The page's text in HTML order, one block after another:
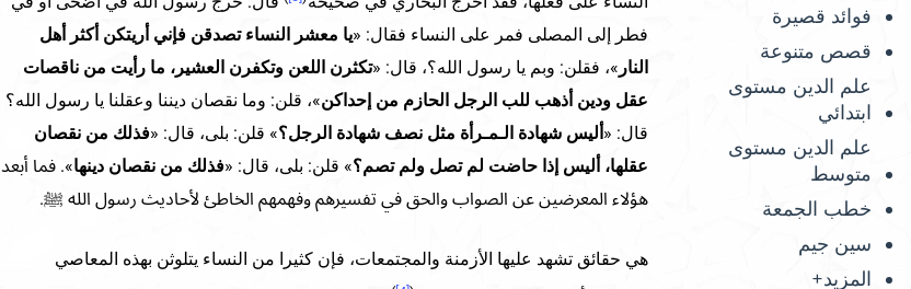
فوائد قصيرة
قصص متنوعة
علم الدين مستوى
ابتدائي
علم الدين مستوى
متوسط
خطب الجمعة
سين جيم
المزيد+
فطر إلى المصلى فمر على النساء فقال: «يا معشر النساء تصدقن فإني أريتكن أكثر أهل
النار »، فقلن: وبم يا رسول الله؟، قال: «تكثرن اللعن وتكفرن العشير، ما رأيت من ناقصات
عقل ودين أذهب للب الرجل الحازم من إحداكن»، قلن: وما نقصان ديننا وعقلنا يا رسول الله؟
قال: « أليس شهادة الـمـرأة مثل نصف شهادة الرجل؟» قلن: بلى، قال: «فذلك من نقصان
عقلها، أليس إذا حاضت لم تصل ولم تصم؟» قلن: بلى، قال: «فذلك من نقصان دينها». فما أبعد
هؤلاء المعرضين عن الصواب والحق في تفسيرهم وفهمهم الخاطئ لأحاديث رسول الله ﷺ.
هي حقائق تشهد عليها الأزمنة والمجتمعات، فإن كثيرا من النساء يتلوثن بهذه المعاصي